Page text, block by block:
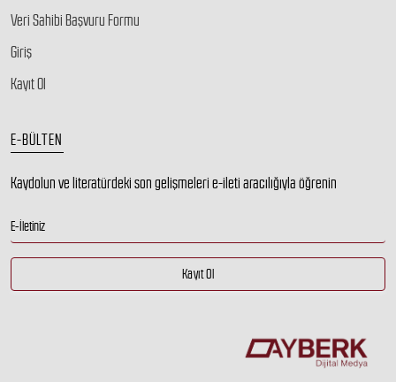
Veri Sahibi Başvuru Formu
Giriş
Kayıt Ol
E-BÜLTEN
Kaydolun ve literatürdeki son gelişmeleri e-ileti aracılığıyla öğrenin